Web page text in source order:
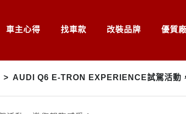
車主心得 找車款 改裝品牌 優質
> AUDI Q6 E-TRON EXPERIENCE試駕活動